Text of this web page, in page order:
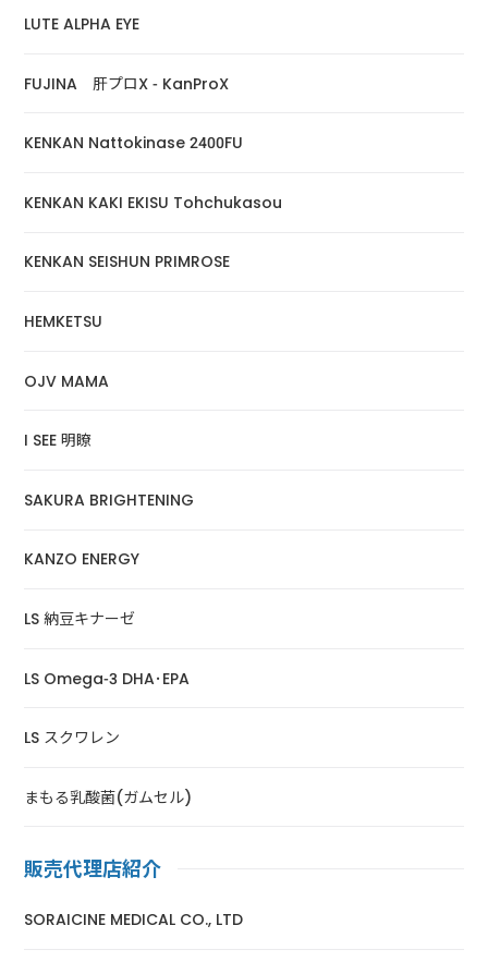
LUTE ALPHA EYE
FUJINA 肝プロX - KanProX
KENKAN Nattokinase 2400FU
KENKAN KAKI EKISU Tohchukasou
KENKAN SEISHUN PRIMROSE
HEMKETSU
OJV MAMA
I SEE 明瞭
SAKURA BRIGHTENING
KANZO ENERGY
LS 納豆キナーゼ
LS Omega-3 DHA･EPA
LS スクワレン
まもる乳酸菌(ガムセル)
販売代理店紹介
SORAICINE MEDICAL CO., LTD